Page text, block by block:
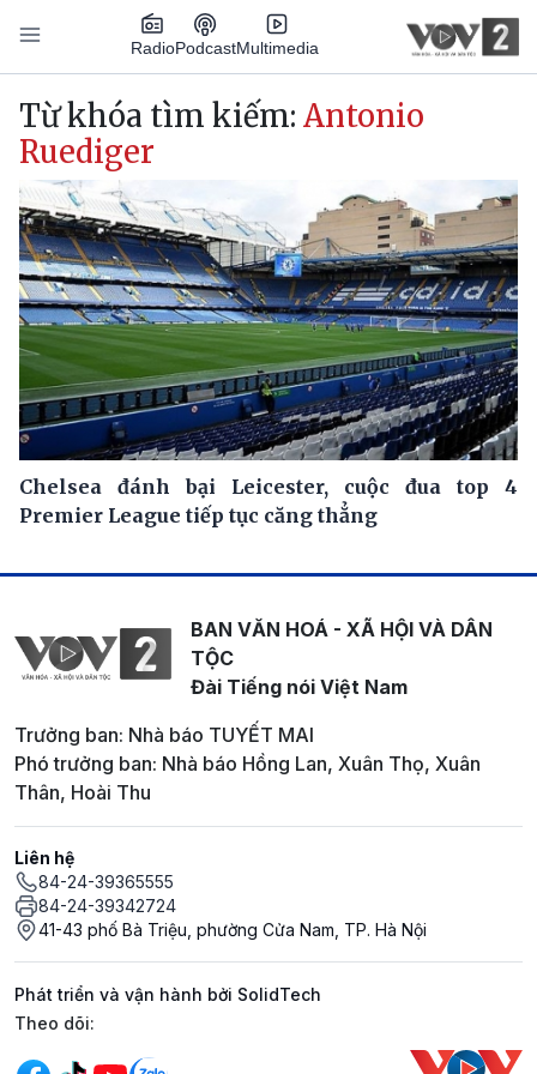
Nhảy đến nội dung
RadioPodcastMultimedia
Main navigation
Từ khóa tìm kiếm: Antonio
Ruediger
Chelsea đánh bại Leicester, cuộc đua top 4
Premier League tiếp tục căng thẳng
BAN VĂN HOÁ - XÃ HỘI VÀ DÂN
TỘC
Đài Tiếng nói Việt Nam
Trưởng ban: Nhà báo TUYẾT MAI
Phó trưởng ban: Nhà báo Hồng Lan, Xuân Thọ, Xuân
Thân, Hoài Thu
Liên hệ
84-24-39365555
84-24-39342724
41-43 phố Bà Triệu, phường Cửa Nam, TP. Hà Nội
Phát triển và vận hành bởi SolidTech
Mạng xã hội
Theo dõi: